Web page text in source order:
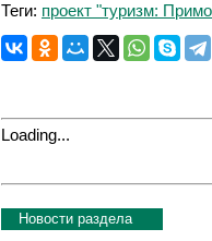
Теги: проект "туризм:
Loading...
Новости раздела